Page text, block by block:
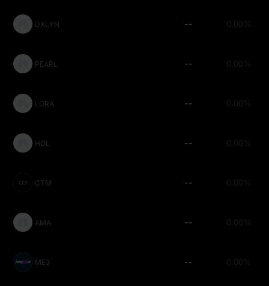
DXLYN -- 0.00%
PEARL -- 0.00%
LORA -- 0.00%
HOL -- 0.00%
CTM -- 0.00%
AMA -- 0.00%
ME3 -- 0.00%